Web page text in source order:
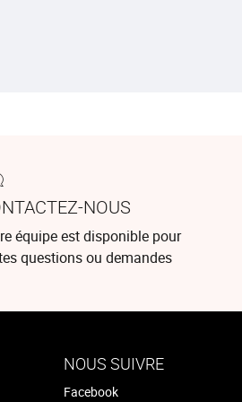
NOUS
équipe est disponible pour
questions ou demandes
NOUS SUIVRE
Facebook